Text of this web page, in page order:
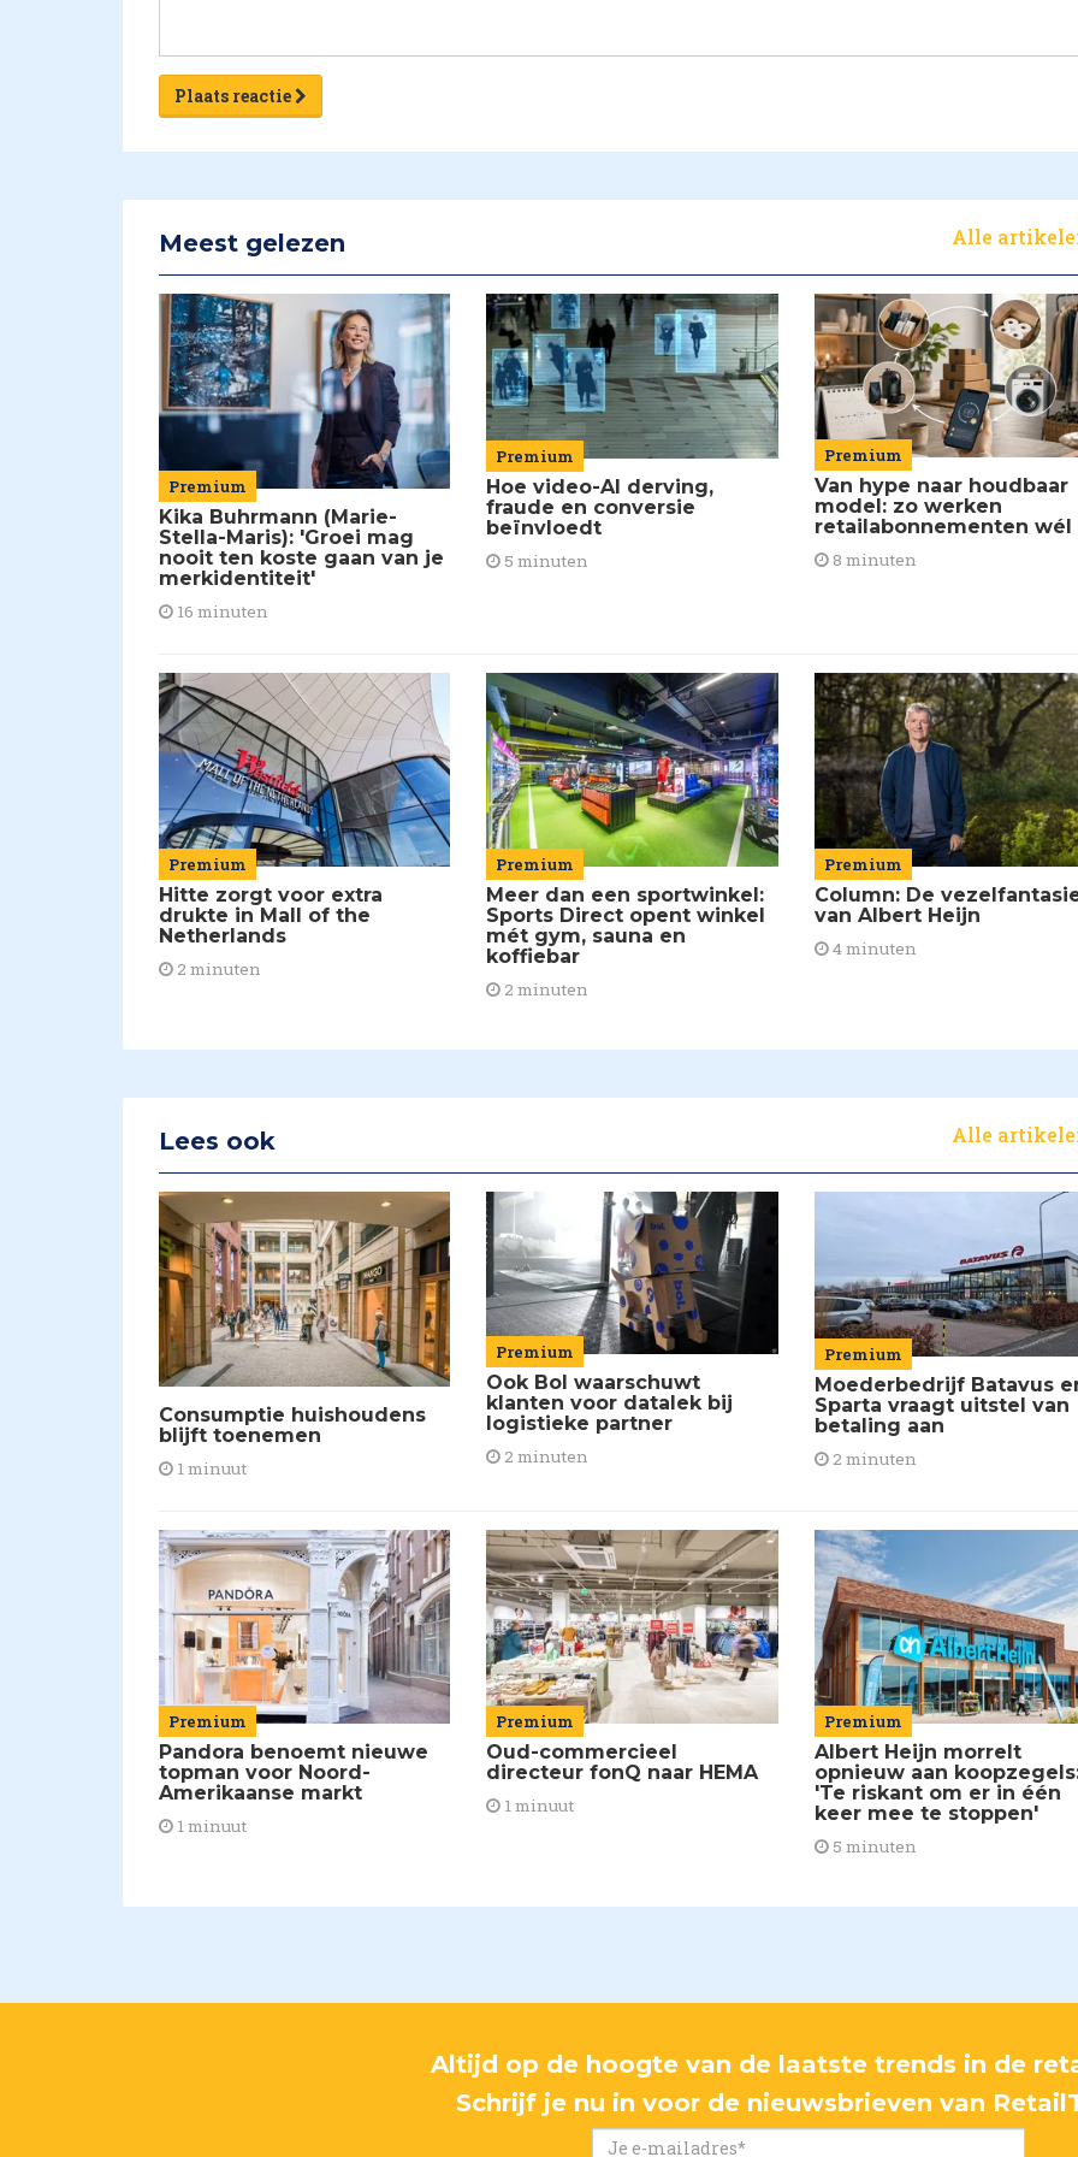
Plaats reactie
Meest gelezen Alle
Premium
Kika Buhrmann (Marie-
Stella-Maris): 'Groei mag
nooit ten koste gaan van je
merkidentiteit'
16 minuten
Premium
Hoe video-AI derving,
fraude en conversie
beïnvloedt
5 minuten
Premium
Van hype naar houdbaar
model: zo werken
retailabonnementen wél
8 minuten
Premium
Hitte zorgt voor extra
drukte in Mall of the
Netherlands
2 minuten
Premium
Meer dan een sportwinkel:
Sports Direct opent winkel
mét gym, sauna en
koffiebar
2 minuten
Premium
Column: De
van Albert Heijn
4 minuten
Lees ook Alle
Consumptie huishoudens
blijft toenemen
1 minuut
Premium
Ook Bol waarschuwt
klanten voor datalek bij
logistieke partner
2 minuten
Premium
Moederbedrijf Batavus
Sparta vraagt uitstel van
betaling aan
2 minuten
Premium
Pandora benoemt nieuwe
topman voor Noord-
Amerikaanse markt
1 minuut
Premium
Oud-commercieel
directeur fonQ naar HEMA
1 minuut
Premium
Albert Heijn morrelt
opnieuw aan
'Te riskant om er in één
keer mee te stoppen'
5 minuten
Altijd op de hoogte van de laatste trends in de
Schrijf je nu in voor de nieuwsbrieven van